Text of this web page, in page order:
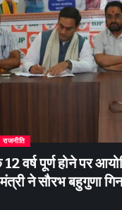
राजनीति
वर्ष पूर्ण होने पर
ने सौरभ बहुगुणा